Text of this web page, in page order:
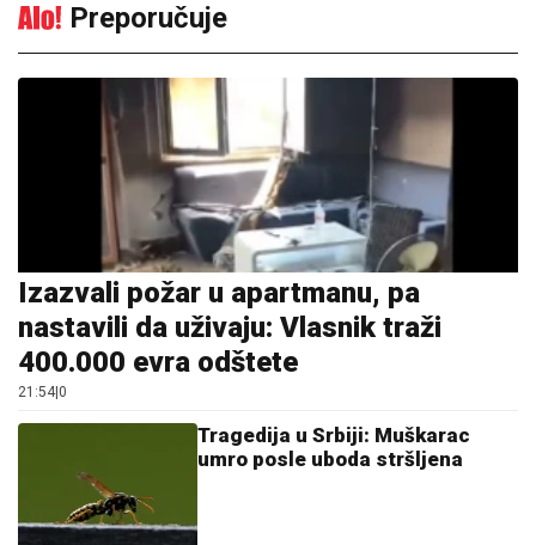
Preporučuje
Izazvali požar u apartmanu, pa
nastavili da uživaju: Vlasnik traži
400.000 evra odštete
21:54 0
Tragedija u Srbiji: Muškarac
umro posle uboda stršljena